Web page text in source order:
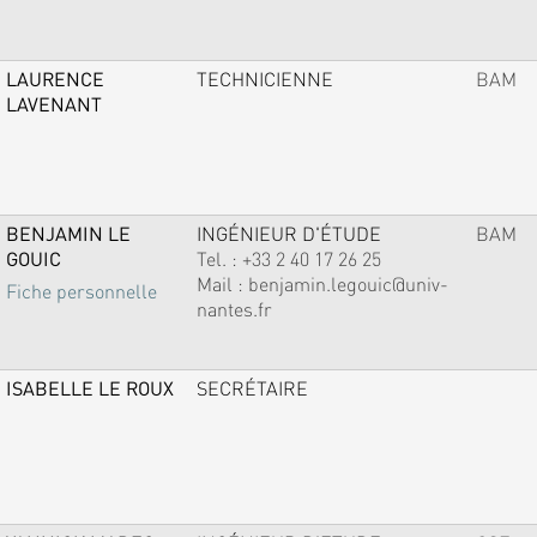
LAURENCE
LAVENANT
TECHNICIENNE BAM
BENJAMIN LE
GOUIC
Fiche personnelle
INGÉNIEUR D'ÉTUDE
Tel. : +33 2 40 17 26 25
Mail : benjamin.legouic@univ-
nantes.fr
BAM
ISABELLE LE ROUX SECRÉTAIRE